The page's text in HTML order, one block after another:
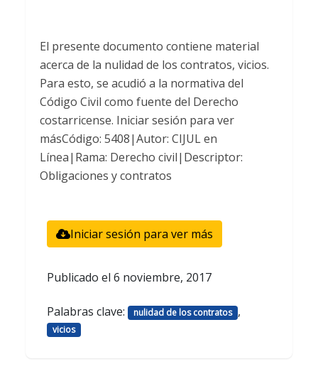
El presente documento contiene material
acerca de la nulidad de los contratos, vicios.
Para esto, se acudió a la normativa del
Código Civil como fuente del Derecho
costarricense. Iniciar sesión para ver
másCódigo: 5408|Autor: CIJUL en
Línea|Rama: Derecho civil|Descriptor:
Obligaciones y contratos
Iniciar sesión para ver más
Publicado el 6 noviembre, 2017
Palabras clave: nulidad de los contratos ,
vicios